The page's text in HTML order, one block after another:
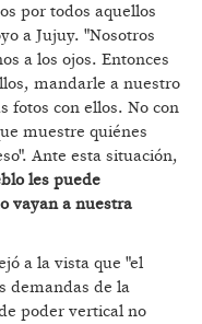
por todos aquellos
a Jujuy. "Nosotros
a los ojos. Entonces
mandarle a nuestro
fotos con ellos. No con
muestre quiénes
Ante esta situación,
les puede
vayan a nuestra
a la vista que "el
demandas de la
poder vertical no